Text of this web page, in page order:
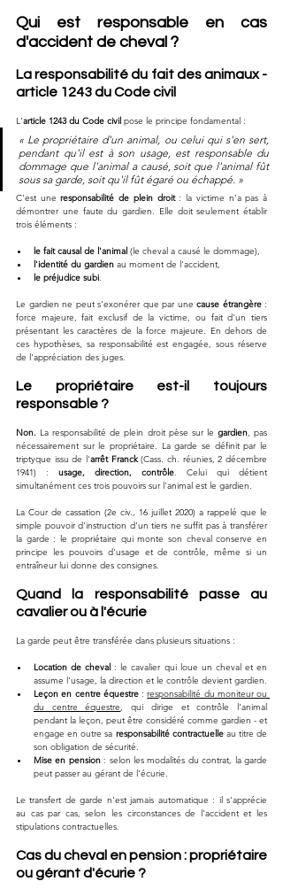
Qui est responsable en cas
d'accident de cheval ?
La responsabilité du fait des animaux -
article 1243 du Code civil
L'article 1243 du Code civil pose le principe fondamental :
« Le propriétaire d'un animal, ou celui qui s'en sert,
pendant qu'il est à son usage, est responsable du
dommage que l'animal a causé, soit que l'animal fût
sous sa garde, soit qu'il fût égaré ou échappé. »
C'est une responsabilité de plein droit : la victime n'a pas à
démontrer une faute du gardien. Elle doit seulement établir
trois éléments :
le fait causal de l'animal (le cheval a causé le dommage),
l'identité du gardien au moment de l'accident,
le préjudice subi.
Le gardien ne peut s'exonérer que par une cause étrangère :
force majeure, fait exclusif de la victime, ou fait d'un tiers
présentant les caractères de la force majeure. En dehors de
ces hypothèses, sa responsabilité est engagée, sous réserve
de l'appréciation des juges.
Le propriétaire est-il toujours
responsable ?
Non. La responsabilité de plein droit pèse sur le gardien, pas
nécessairement sur le propriétaire. La garde se définit par le
triptyque issu de l'arrêt Franck (Cass. ch. réunies, 2 décembre
1941) : usage, direction, contrôle. Celui qui détient
simultanément ces trois pouvoirs sur l'animal est le gardien.
La Cour de cassation (2e civ., 16 juillet 2020) a rappelé que le
simple pouvoir d'instruction d'un tiers ne suffit pas à transférer
la garde : le propriétaire qui monte son cheval conserve en
principe les pouvoirs d'usage et de contrôle, même si un
entraîneur lui donne des consignes.
Quand la responsabilité passe au
cavalier ou à l'écurie
La garde peut être transférée dans plusieurs situations :
Location de cheval : le cavalier qui loue un cheval et en
assume l'usage, la direction et le contrôle devient gardien.
Leçon en centre équestre : responsabilité du moniteur ou
du centre équestre, qui dirige et contrôle l'animal
pendant la leçon, peut être considéré comme gardien - et
engage en outre sa responsabilité contractuelle au titre de
son obligation de sécurité.
Mise en pension : selon les modalités du contrat, la garde
peut passer au gérant de l'écurie.
Le transfert de garde n'est jamais automatique : il s'apprécie
au cas par cas, selon les circonstances de l'accident et les
stipulations contractuelles.
Cas du cheval en pension : propriétaire
ou gérant d'écurie ?